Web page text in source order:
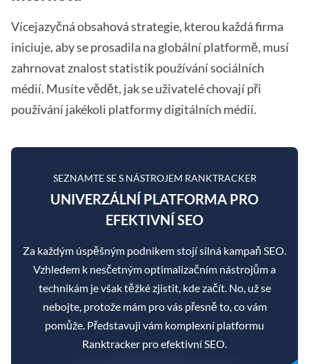
Vícejazyčná obsahová strategie, kterou každá firma
iniciuje, aby se prosadila na globální platformě, musí
zahrnovat znalost statistik používání sociálních
médií. Musíte vědět, jak se uživatelé chovají při
používání jakékoli platformy digitálních médií.
SEZNAMTE SE S NÁSTROJEM RANKTRACKER
UNIVERZÁLNÍ PLATFORMA PRO
EFEKTIVNÍ SEO
Za každým úspěšným podnikem stojí silná kampaň SEO.
Vzhledem k nesčetným optimalizačním nástrojům a
technikám je však těžké zjistit, kde začít. No, už se
nebojte, protože mám pro vás přesně to, co vám
pomůže. Představuji vám komplexní platformu
Ranktracker pro efektivní SEO.